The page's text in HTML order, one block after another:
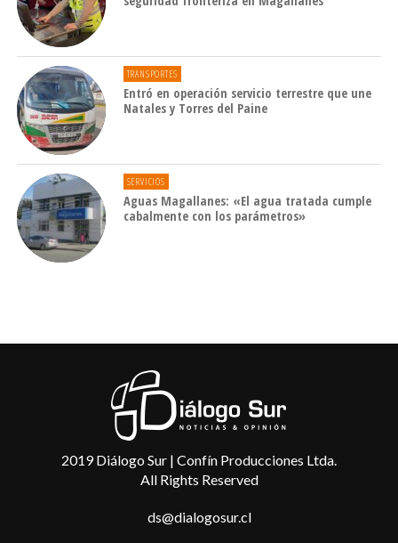
TRANSPORTES
Entró en operación servicio terrestre que une
Natales y Torres del Paine
SERVICIOS
Aguas Magallanes: «El agua tratada cumple
cabalmente con los parámetros»
2019 Diálogo Sur | Confín Producciones Ltda.
All Rights Reserved
ds@dialogosur.cl